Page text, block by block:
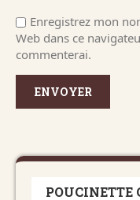
Enregistrez mon
Web dans ce
commenterai.
POUCINETTE